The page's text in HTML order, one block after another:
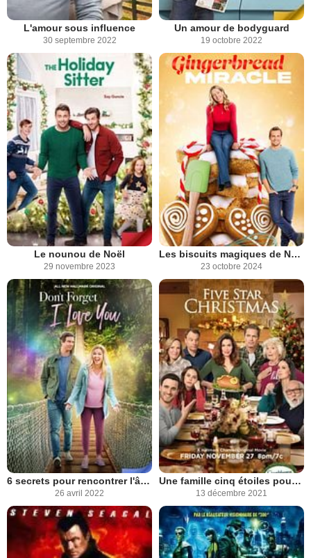
L'amour sous influence
30 septembre 2022
Un amour de bodyguard
19 octobre 2022
Le nounou de Noël
29 novembre 2023
Les biscuits magiques de Noël
23 octobre 2024
6 secrets pour rencontrer l'âme sœur
26 avril 2022
Une famille cinq étoiles pour Noël
13 décembre 2021